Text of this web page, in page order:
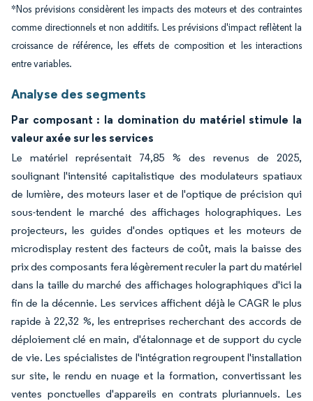
*Nos prévisions considèrent les impacts des moteurs et des contraintes
comme directionnels et non additifs. Les prévisions d'impact reflètent la
croissance de référence, les effets de composition et les interactions
entre variables.
Analyse des segments
Par composant : la domination du matériel stimule la
valeur axée sur les services
Le matériel représentait 74,85 % des revenus de 2025,
soulignant l'intensité capitalistique des modulateurs spatiaux
de lumière, des moteurs laser et de l'optique de précision qui
sous-tendent le marché des affichages holographiques. Les
projecteurs, les guides d'ondes optiques et les moteurs de
microdisplay restent des facteurs de coût, mais la baisse des
prix des composants fera légèrement reculer la part du matériel
dans la taille du marché des affichages holographiques d'ici la
fin de la décennie. Les services affichent déjà le CAGR le plus
rapide à 22,32 %, les entreprises recherchant des accords de
déploiement clé en main, d'étalonnage et de support du cycle
de vie. Les spécialistes de l'intégration regroupent l'installation
sur site, le rendu en nuage et la formation, convertissant les
ventes ponctuelles d'appareils en contrats pluriannuels. Les